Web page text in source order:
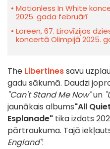
Motionless In White
2025. gada februārī
Loreen, 67. Eirovīzijas
koncertā Olimpijā 2025.
The Libertinessavu
gadu sākumā. Daudzi
"Can't Stand Me Now"un
jaunākais albums"All
Esplanade" tika izdots
pārtraukuma. Tajā
England":